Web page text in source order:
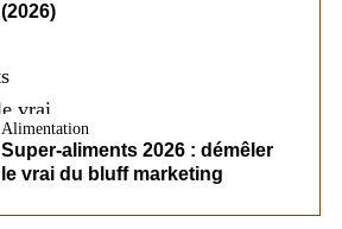
(2026)
Alimentation
Super-aliments 2026 : démêler
le vrai du bluff marketing